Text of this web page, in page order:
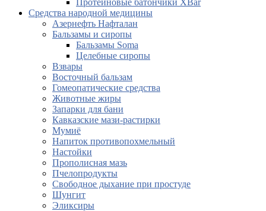
Протеиновые батончики XBar
Средства народной медицины
Азернефть Нафталан
Бальзамы и сиропы
Бальзамы Soma
Целебные сиропы
Взвары
Восточный бальзам
Гомеопатические средства
Животные жиры
Запарки для бани
Кавказские мази-растирки
Мумиё
Напиток противопохмельный
Настойки
Прополисная мазь
Пчелопродукты
Свободное дыхание при простуде
Шунгит
Эликсиры